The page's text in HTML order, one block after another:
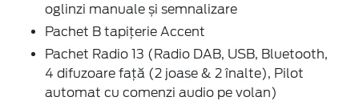
oglinzi manuale și semnalizare
Pachet B tapițerie Accent
Pachet Radio 13 (Radio DAB, USB, Bluetooth,
4 difuzoare față (2 joase & 2 înalte), Pilot
automat cu comenzi audio pe volan)